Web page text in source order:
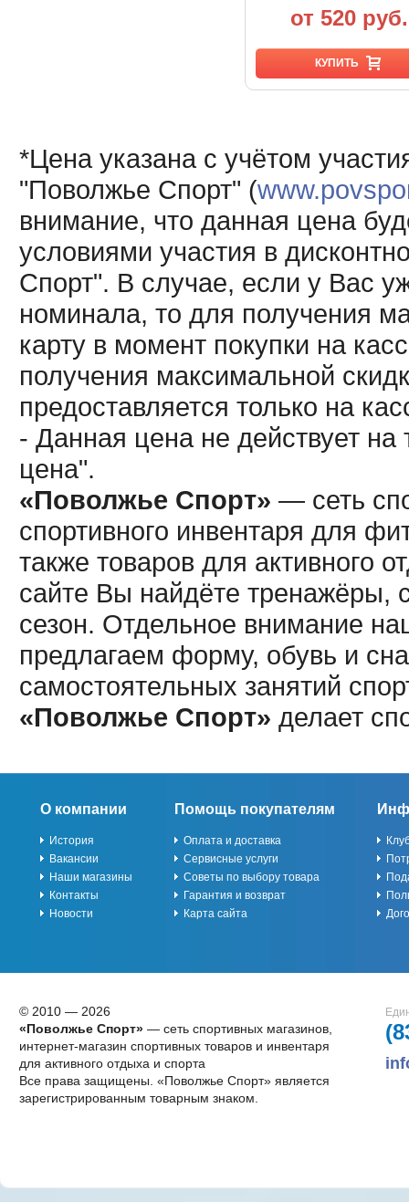
от 520 руб.
КУПИТЬ
*Цена указана с учётом
"Поволжье Спорт" (
внимание, что данная цена
условиями участия в
Спорт". В случае, если у Вас
номинала, то для получения
карту в момент покупки на
получения максимальной
предоставляется только на
- Данная цена не действует
цена".
«Поволжье Спорт» — сеть
спортивного инвентаря для
также товаров для активного
сайте Вы найдёте тренажёры,
сезон. Отдельное внимание
предлагаем форму, обувь и
самостоятельных занятий
«Поволжье Спорт» делает
О компании
История
Вакансии
Наши магазины
Контакты
Новости
Помощь покупателям
Оплата и доставка
Сервисные услуги
Советы по выбору товара
Гарантия и возврат
Карта сайта
© 2010 — 2026
«Поволжье Спорт»— сеть спортивных магазинов,
интернет-магазин спортивных товаров и инвентаря
для активного отдыха и спорта
Все права защищены. «Поволжье Спорт» является
зарегистрированным товарным знаком.